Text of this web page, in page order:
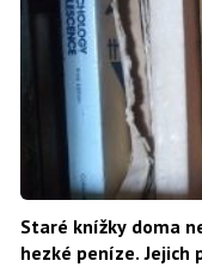
Staré knížky doma
hezké peníze.